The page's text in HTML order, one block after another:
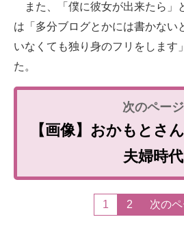
また、「僕に彼女が出来たら」
は「多分ブログとかには書かない
いなくても独り身のフリをします
た。
【画像】おかもとさ
夫婦時代
1 2 次の